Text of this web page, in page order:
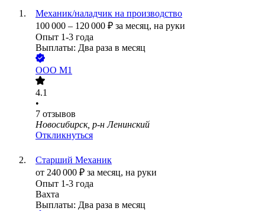
Механик/наладчик на производство
100 000 – 120 000 ₽ за месяц, на руки
Опыт 1-3 года
Выплаты: Два раза в месяц
ООО М1
4.1
•
7 отзывов
Новосибирск, р-н Ленинский
Откликнуться
Старший Механик
от 240 000 ₽ за месяц, на руки
Опыт 1-3 года
Вахта
Выплаты: Два раза в месяц